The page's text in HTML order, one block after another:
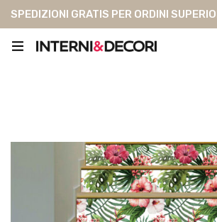
SPEDIZIONI GRATIS PER ORDINI